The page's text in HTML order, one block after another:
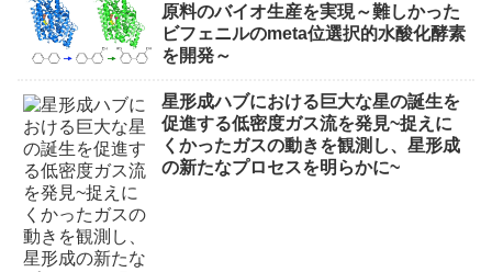
原料のバイオ生産を実現～難しかった
ビフェニルのmeta位選択的水酸化酵素
を開発～
星形成ハブにおける巨大な星の誕生を
促進する低密度ガス流を発見~捉えに
くかったガスの動きを観測し、星形成
の新たなプロセスを明らかに~